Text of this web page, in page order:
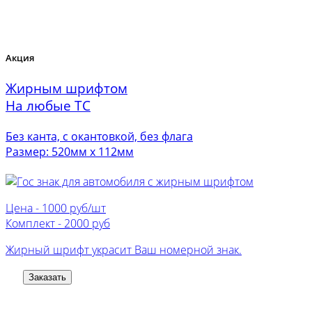
Акция
Жирным шрифтом
На любые ТС
Без канта, с окантовкой, без флага
Размер: 520мм х 112мм
Цена - 1000 руб/шт
Комплект - 2000 руб
Жирный шрифт украсит Ваш номерной знак.
Заказать